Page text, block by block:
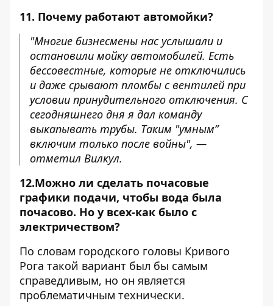
11. Почему работают автомойки?
"Многие бизнесмены нас услышали и
остановили мойку автомобилей. Есть
бессовестные, которые не отключились
и даже срывают пломбы с вентилей при
условии принудительного отключения. С
сегодняшнего дня я дал команду
выкапывать трубы. Таким "умным”
включим только после войны", —
отметил Вилкул.
12.Можно ли сделать почасовые
графики подачи, чтобы вода была
почасово. Но у всех-как было с
электричеством?
По словам городского головы Кривого
Рога такой вариант был бы самым
справедливым, но он является
проблематичным технически.